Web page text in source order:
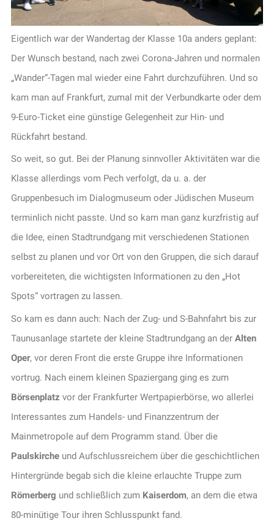
Eigentlich war der Wandertag der Klasse 10a anders geplant:
Der Wunsch bestand, nach zwei Corona-Jahren und normalen
„Wander“-Tagen mal wieder eine Fahrt durchzuführen. Und so
kam man auf Frankfurt, zumal mit der Verbundkarte oder dem
9-Euro-Ticket eine günstige Gelegenheit zur Hin- und
Rückfahrt bestand.
So weit, so gut. Bei der Planung sinnvoller Aktivitäten war die
Klasse allerdings vom Pech verfolgt, da u. a. der
Gruppenbesuch im Dialogmuseum oder Jüdischen Museum
terminlich nicht passte. Und so kam man ganz kurzfristig auf
die Idee, einen Stadtrundgang mit verschiedenen Stationen
selbst zu planen und vor Ort von den Gruppen, die sich darauf
vorbereiteten, die wichtigsten Informationen zu den „Hot
Spots“ vortragen zu lassen.
So kam es dann auch: Nach der Zug- und S-Bahnfahrt bis zur
Taunusanlage startete der kleine Stadtrundgang an der Alten
Oper, vor deren Front die erste Gruppe ihre Informationen
vortrug. Nach einem kleinen Spaziergang ging es zum
Börsenplatz vor der Frankfurter Wertpapierbörse, wo allerlei
Interessantes zum Handels- und Finanzzentrum der
Mainmetropole auf dem Programm stand. Über die
Paulskircheund Aufschlussreichem über die geschichtlichen
Hintergründe begab sich die kleine erlauchte Truppe zum
Römerberg und schließlich zum Kaiserdom, an dem die etwa
80-minütige Tour ihren Schlusspunkt fand.